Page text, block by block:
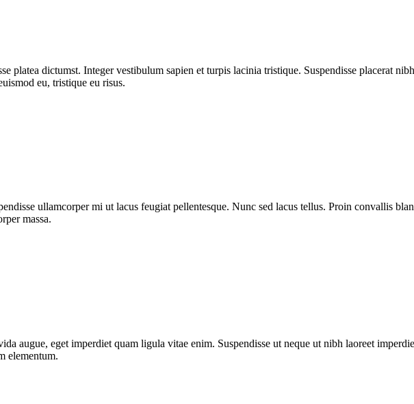
platea dictumst. Integer vestibulum sapien et turpis lacinia tristique. Suspendisse placerat
eu, tristique eu risus.
ullamcorper mi ut lacus feugiat pellentesque. Nunc sed lacus tellus. Proin convallis
massa.
augue, eget imperdiet quam ligula vitae enim. Suspendisse ut neque ut nibh laoreet
elementum.